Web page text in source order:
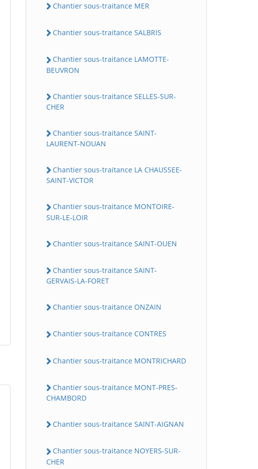
Chantier sous-traitance MER
Chantier sous-traitance SALBRIS
Chantier sous-traitance LAMOTTE-
BEUVRON
Chantier sous-traitance SELLES-SUR-
CHER
Chantier sous-traitance SAINT-
LAURENT-NOUAN
Chantier sous-traitance LA CHAUSSEE-
SAINT-VICTOR
Chantier sous-traitance MONTOIRE-
SUR-LE-LOIR
Chantier sous-traitance SAINT-OUEN
Chantier sous-traitance SAINT-
GERVAIS-LA-FORET
Chantier sous-traitance ONZAIN
Chantier sous-traitance CONTRES
Chantier sous-traitance MONTRICHARD
Chantier sous-traitance MONT-PRES-
CHAMBORD
Chantier sous-traitance SAINT-AIGNAN
Chantier sous-traitance NOYERS-SUR-
CHER